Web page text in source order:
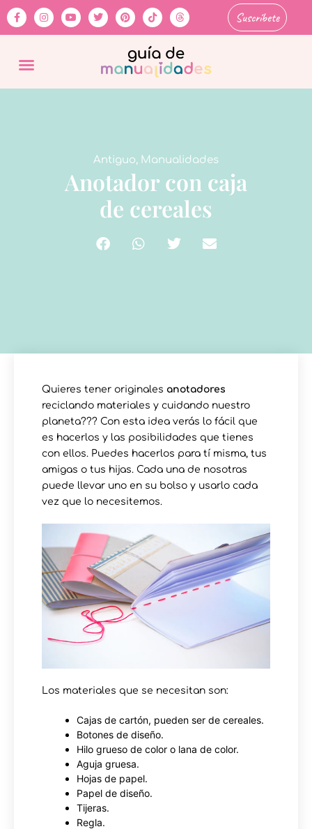
Suscríbete
Antiguo, Manualidades
Anotador con caja
de cereales
Quieres tener originales anotadores
reciclando materiales y cuidando nuestro
planeta??? Con esta idea verás lo fácil que
es hacerlos y las posibilidades que tienes
con ellos. Puedes hacerlos para tí misma, tus
amigas o tus hijas. Cada una de nosotras
puede llevar uno en su bolso y usarlo cada
vez que lo necesitemos.
Los materiales que se necesitan son:
Cajas de cartón, pueden ser de cereales.
Botones de diseño.
Hilo grueso de color o lana de color.
Aguja gruesa.
Hojas de papel.
Papel de diseño.
Tijeras.
Regla.